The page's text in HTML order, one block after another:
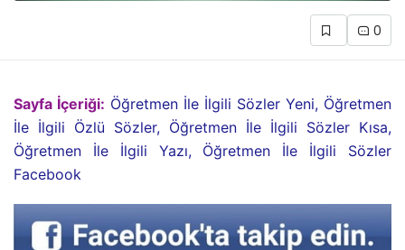
0
Sayfa İçeriği: Öğretmen İle İlgili Sözler Yeni, Öğretmen
İle İlgili Özlü Sözler, Öğretmen İle İlgili Sözler Kısa,
Öğretmen İle İlgili Yazı, Öğretmen İle İlgili Sözler
Facebook